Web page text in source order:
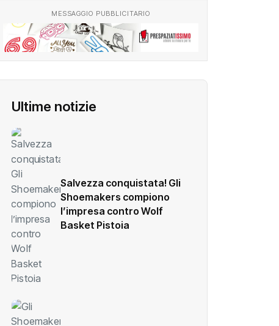
MESSAGGIO PUBBLICITARIO
Ultime notizie
Salvezza conquistata! Gli
Shoemakers compiono
l’impresa contro Wolf
Basket Pistoia